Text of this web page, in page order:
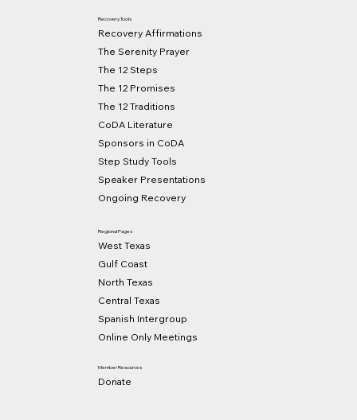
2026 CTX State Retreat and
Conference
Member Resources
Donate
Recovery Tools
Recovery Affirmations
The Serenity Prayer
The 12 Steps
The 12 Promises
The 12 Traditions
CoDA Literature
Sponsors in CoDA
Step Study Tools
Speaker Presentations
Ongoing Recovery
Regional Pages
West Texas
Gulf Coast
North Texas
Central Texas
Spanish Intergroup
Online Only Meetings